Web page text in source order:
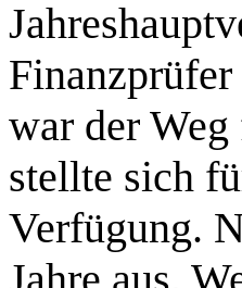
war der
stellte sich
Verfügung.